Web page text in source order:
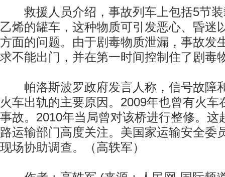
救援人员介绍，事故列车上包括5节装
乙烯的罐车，这种物质可引发恶心、昏迷
方面的问题。由于剧毒物质泄漏，事故发
求不能出门，并在第一时间控制住了剧毒
帕洛斯波罗政府发言人称，信号故障
火车出轨的主要原因。2009年也曾有火车
事故。2010年当局曾对该桥进行整修。这
路运输部门高度关注。美国家运输安全委
现场协助调查。（高轶军）